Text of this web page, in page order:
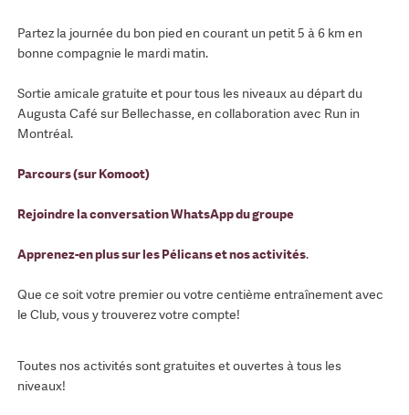
Partez la journée du bon pied en courant un petit 5 à 6 km en
bonne compagnie le mardi matin.
Sortie amicale gratuite et pour tous les niveaux au départ du
Augusta Café sur Bellechasse, en collaboration avec Run in
Montréal.
Parcours (sur Komoot)
Rejoindre la conversation WhatsApp du groupe
Apprenez-en plus sur les Pélicans et nos activités.
Que ce soit votre premier ou votre centième entraînement avec
le Club, vous y trouverez votre compte!
Toutes nos activités sont gratuites et ouvertes à tous les
niveaux!